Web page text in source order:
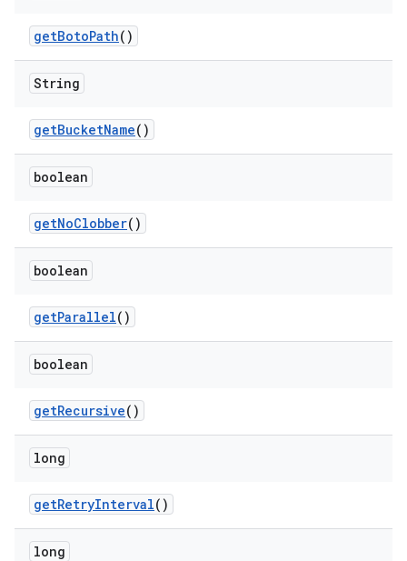
getBotoPath()
String
getBucketName()
boolean
getNoClobber()
boolean
getParallel()
boolean
getRecursive()
long
getRetryInterval()
long